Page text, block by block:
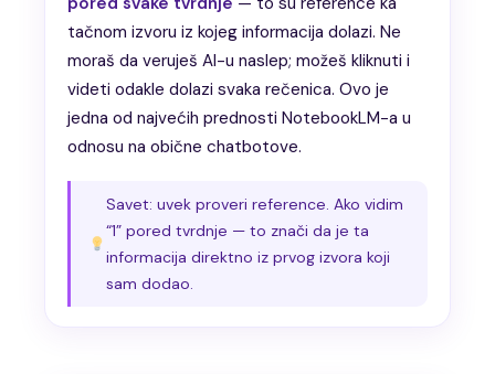
tačnom izvoru iz kojeg informacija dolazi. Ne
moraš da veruješ AI-u naslep; možeš kliknuti i
videti odakle dolazi svaka rečenica. Ovo je
jedna od najvećih prednosti NotebookLM-a u
odnosu na obične chatbotove.
Savet: uvek proveri reference. Ako vidim
“1” pored tvrdnje — to znači da je ta
informacija direktno iz prvog izvora koji
sam dodao.